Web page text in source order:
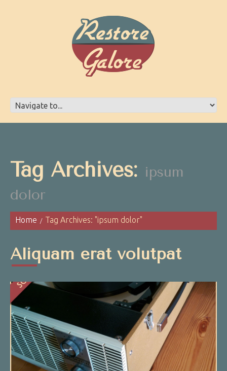
Tag Archives: ipsum
dolor
Home Tag Archives: "ipsum dolor"
Aliquam erat volutpat